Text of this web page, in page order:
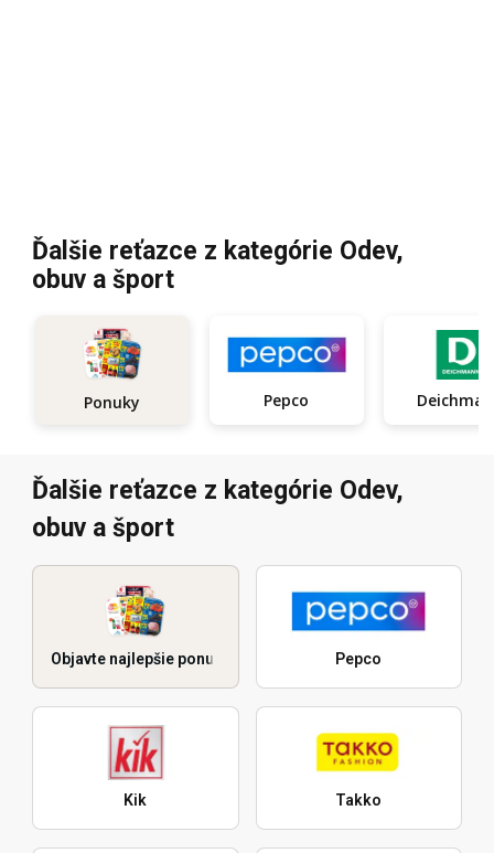
Ďalšie reťazce z kategórie Odev,
obuv a šport
Ponuky Pepco
Ďalšie reťazce z kategórie Odev,
obuv a šport
Objavte najlepšie ponuky Pepco
Kik Takko